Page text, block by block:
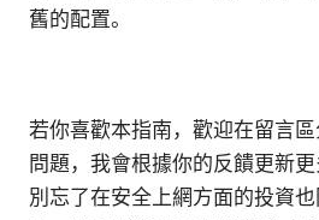
舊的配置。
若你喜歡本指南，歡迎在留言
問題，我會根據你的反饋更新更
別忘了在安全上網方面的投資